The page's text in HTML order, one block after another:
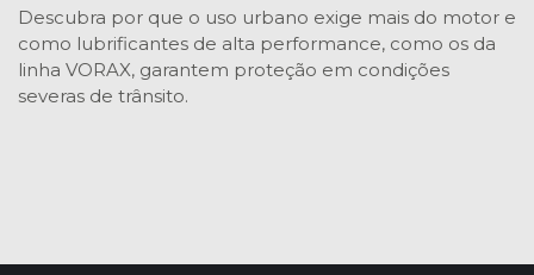
Descubra por que o uso urbano exige mais do motor e
como lubrificantes de alta performance, como os da
linha VORAX, garantem proteção em condições
severas de trânsito.